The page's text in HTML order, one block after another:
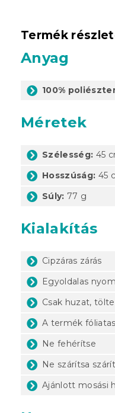
Termék
Anyag
100%
Méretek
Szélesség: 45
Hosszúság: 45
Súly: 77 g
Kialakítás
Cipzáras zárás
Egyoldalas
Csak huzat,
A termék
Ne fehérítse
Ne szárítsa
Ajánlott mosási